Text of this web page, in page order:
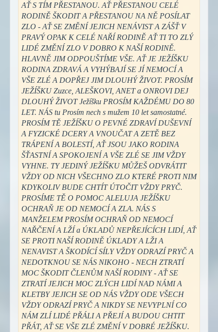
AŤ S TÍM PŘESTANOU. AŤ PŘESTANOU CELÉ
RODINĚ ŠKODIT A PŘESTANOU NA NĚ POSÍLAT
ZLO - AŤ SE ZMĚNÍ JEJICH NENÁVIST A ZÁŠŤ V
PRAVÝ OPAK K CELÉ NAŘÍ RODINĚ AŤ TI TO ZLÝ
LIDÉ ZMĚNÍ ZLO V DOBRO K NAŠÍ RODINĚ.
HLAVNĚ JIM ODPOUŠTÍME VŠE. AŤ JE JEŽÍŠKU
RODINA ZDRAVÁ A VYHÝBAJÍ SE JÍ NEMOCÍ A
VŠE ZLÉ A DOPŘEJ JIM DLOUHÝ ŽIVOT. PROSÍM
JEŽÍŠKU Zuzce, ALEŠKOVI, ANET a ONROVI DEJ
DLOUHÝ ŽIVOT Ježíšku PROSÍM KAŽDÉMU DO 80
LET. NÁS tu Prosím nech s mužem 10 let samostatné.
PROSÍM TĚ JEŽÍŠKU O PEVNÉ ZDRAVÍ DUŠEVNÍ
A FYZICKÉ DCERY A VNOUČAT A ZETĚ BEZ
TRÁPENÍ A BOLESTÍ, AŤ JSOU JAKO RODINA
ŠŤASTNÍ A SPOKOJENÍ A VŠE ZLÉ SE JIM VŽDY
VYHNE. TY JEDINÝ JEŽÍŠKU MŮŽEŠ ODVRÁTIT
VŽDY OD NICH VŠECHNO ZLO KTERÉ PROTI NIM
KDYKOLIV BUDE CHTÍT ÚTOČIT VŽDY PRYČ.
PROSÍME TĚ O POMOC ALELUJA JEŽÍŠKU
OCHRAŇ JE OD NEMOCÍ A ZLA. NÁS S
MANŽELEM PROSÍM OCHRAŇ OD NEMOCÍ
NAŘČENÍ A LŽÍ a ÚKLADŮ NEPŘEJÍCÍCH LIDÍ, AŤ
SE PROTI NAŠÍ RODINĚ ÚKLADY A LŽI A
NENAVIST A ŠKODÍCÍ SÍLY VŽDY ODRAZÍ PRYČ A
NEDOTKNOU SE NÁS NIKOHO - NECH ZTRATÍ
MOC ŠKODIT ČLENŮM NAŠÍ RODINY - AŤ SE
ZTRATÍ JEJICH MOC ZLÝCH LIDÍ NAD NÁMI A
KLETBY JEJICH SE OD NÁS VŽDY ODE VŠECH
VŽDY ODRAZÍ PRYČ A NIKDY SE NEVYPLNÍ CO
NÁM ZLÍ LIDÉ PŘÁLI A PŘEJÍ A BUDOU CHTIT
PŘÁT, AŤ SE VŠE ZLÉ ZMĚNÍ V DOBRÉ JEŽÍŠKU.